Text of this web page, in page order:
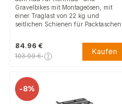
Gravelbikes mit Montageösen, mit
einer Traglast von 22 kg und
seitlichen Schienen für Packtaschen.
84.96 €
103.99 € Kaufen
-8%